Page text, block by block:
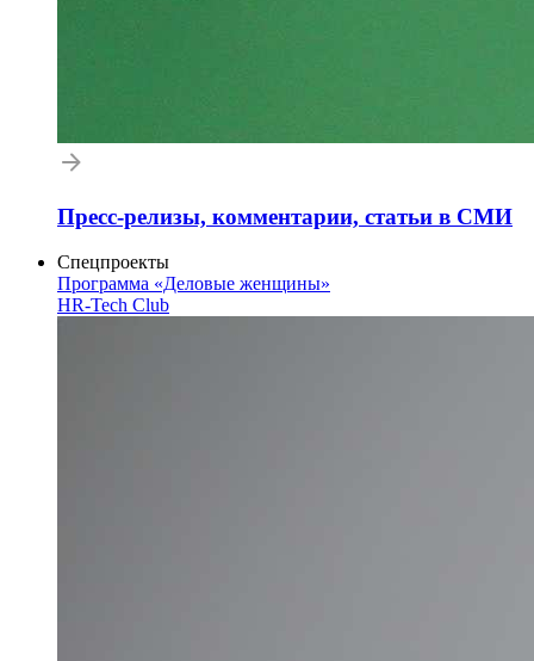
Пресс-релизы, комментарии, статьи в СМИ
Спецпроекты
Программа «Деловые женщины»
HR-Tech Club